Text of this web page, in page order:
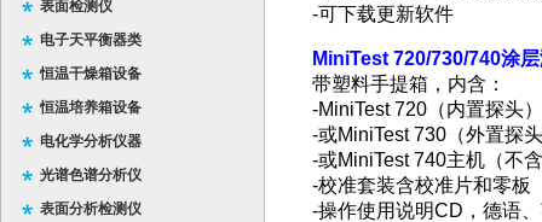
表面检测仪
电子天平衡器类
恒温干燥箱设备
恒温培养箱设备
电化学分析仪器
光谱色谱分析仪
表面分析检测仪
-可下载更新软件
MiniTest 720/730/740涂
带塑料手提箱，内含：
-MiniTest 720（内置探头）
-或MiniTest 730 （外置探
-或MiniTest 740主机（不
-校准套装含校准片和零板
-操作使用说明CD ，德语